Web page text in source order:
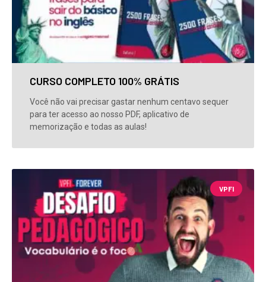
CURSO COMPLETO 100% GRÁTIS
Você não vai precisar gastar nenhum centavo sequer
para ter acesso ao nosso PDF, aplicativo de
memorização e todas as aulas!
VPFI